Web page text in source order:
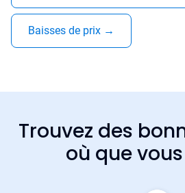
Baisses de prix →
Trouvez des
où que